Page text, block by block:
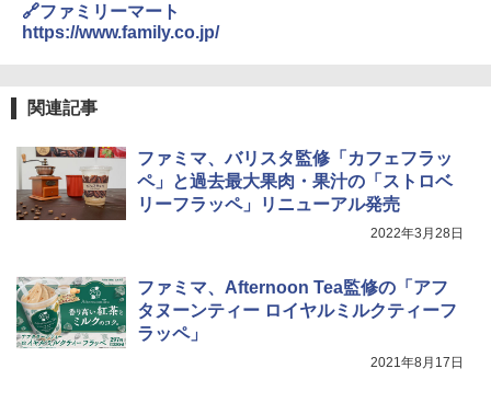
サントリー シングルモルト ウイスキー
白州 Story of the Distillery 2026 化粧箱
￥20,000
￥2,989
カップヌードル レギュラー 日清食品 カ
￥3,213
￥26,800
4
0℃ 1段調理 フラットテーブル 電子レン
ジ 赤外線センサー ノンフライ調理 簡単
お手入れ 小型 新生活 一人暮らし 二人暮
らし ファミリー
5
シャープ ウォーターオーブン ヘルシオ
AX-XJ1-B ブラック 30L 2段調理 コンベ
🔗ファミリーマート
https://www.family.co.jp/
関連記事
ファミマ、バリスタ監修「カフェフラッ
ペ」と過去最大果肉・果汁の「ストロベ
リーフラッペ」リニューアル発売
2022年3月28日
ファミマ、Afternoon Tea監修の「アフ
タヌーンティー ロイヤルミルクティーフ
ラッペ」
2021年8月17日